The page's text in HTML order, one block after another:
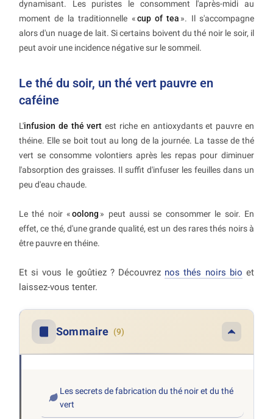
dynamisant. Les puristes le consomment l'après-midi au
moment de la traditionnelle «cup of tea ». Il s'accompagne
alors d'un nuage de lait. Si certains boivent du thé noir le soir, il
peut avoir une incidence négative sur le sommeil.
Le thé du soir, un thé vert pauvre en
caféine
L'infusion de thé vert est riche en antioxydants et pauvre en
théine. Elle se boit tout au long de la journée. La tasse de thé
vert se consomme volontiers après les repas pour diminuer
l'absorption des graisses. Il suffit d'infuser les feuilles dans un
peu d'eau chaude.
Le thé noir «oolong » peut aussi se consommer le soir. En
effet, ce thé, d'une grande qualité, est un des rares thés noirs à
être pauvre en théine.
Et si vous le goûtiez ? Découvrez nos thés noirs bio et
laissez-vous tenter.
Sommaire (9)
Les secrets de fabrication du thé noir et du thé
vert